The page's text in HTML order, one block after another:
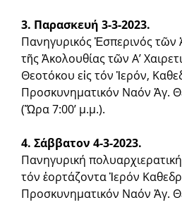
3. Παρασκευή 3-3-2023.
Πανηγυρικός Ἑσπερινός
τῆς Ἀκολουθίας τῶν Α’
Θεοτόκου εἰς τόν Ἱε­ρόν,
Προσκυνηματικόν Ναόν Ἁγ.
(Ὥρα 7:00’ μ.μ.).
4. Σάββατον 4-3-2023.
Πανηγυρική πολυαρχιερατική
τόν ἑορ­τάζοντα Ἱερόν
Προσκυνηματικόν Ναόν Ἁγ.